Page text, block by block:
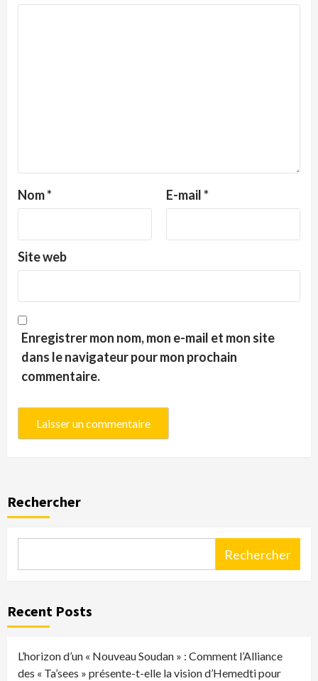
Nom* E-mail*
Site web
Enregistrer mon nom, mon e-mail et mon site
dans le navigateur pour mon prochain
commentaire.
Rechercher
Rechercher
Recent Posts
L’horizon d’un « Nouveau Soudan » : Comment l’Alliance
des « Ta’sees » présente-t-elle la vision d’Hemedti pour